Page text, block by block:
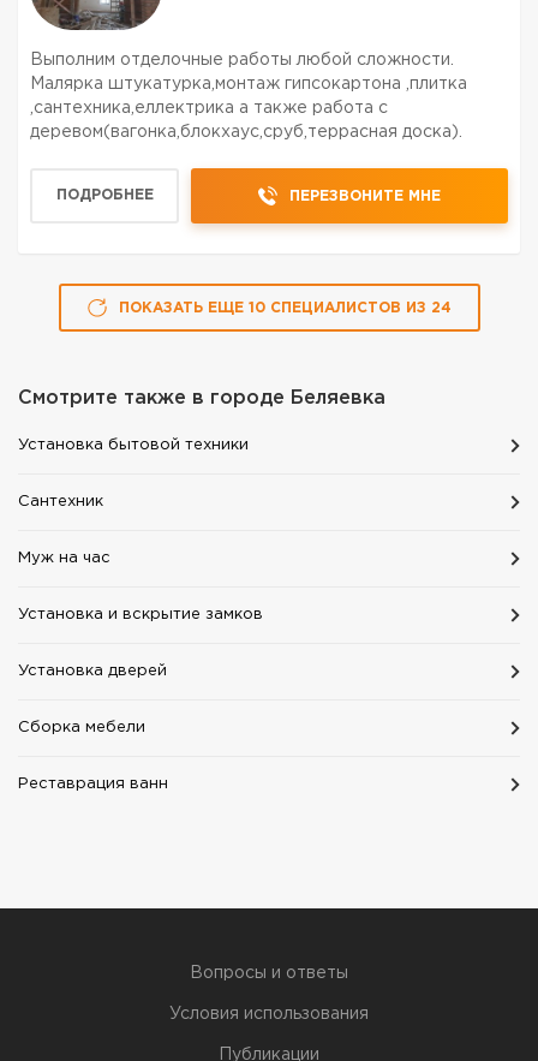
Выполним отделочные работы любой сложности.
Малярка штукатурка,монтаж гипсокартона ,плитка
,сантехника,еллектрика а также работа с
деревом(вагонка,блокхаус,сруб,террасная доска).
ПОДРОБНЕЕ ПЕРЕЗВОНИТЕ МНЕ
ПОКАЗАТЬ ЕЩЕ 10 СПЕЦИАЛИСТОВ ИЗ 24
Смотрите также в городе Беляевка
Установка бытовой техники
Сантехник
Муж на час
Установка и вскрытие замков
Установка дверей
Сборка мебели
Реставрация ванн
Вопросы и ответы
Условия использования
Публикации